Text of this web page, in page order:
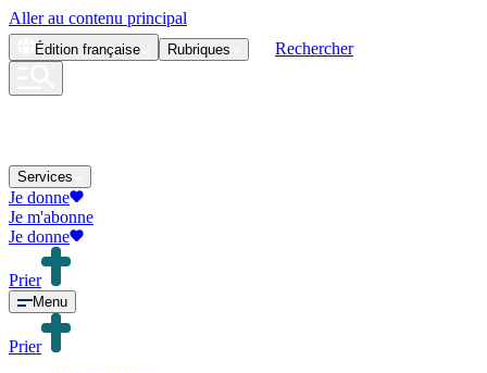
Aller au contenu principal
Édition française Rubriques Rechercher
Services
Je donne
Je m'abonne
Je donne
Prier
Menu
Prier